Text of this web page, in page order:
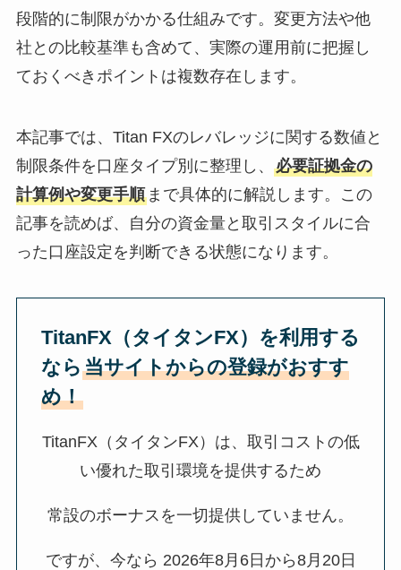
段階的に制限がかかる仕組みです。変更方法や他
社との比較基準も含めて、実際の運用前に把握し
ておくべきポイントは複数存在します。
本記事では、Titan FXのレバレッジに関する数値と
制限条件を口座タイプ別に整理し、 必要証拠金の
計算例や変更手順まで具体的に解説します。この
記事を読めば、自分の資金量と取引スタイルに合
った口座設定を判断できる状態になります。
TitanFX（タイタンFX）を利用する
なら当サイトからの登録がおすす
め！
TitanFX（タイタンFX）は、取引コストの低
い優れた取引環境を提供するため
常設のボーナスを一切提供していません。
ですが、今なら 2026年8月6日から8月20日